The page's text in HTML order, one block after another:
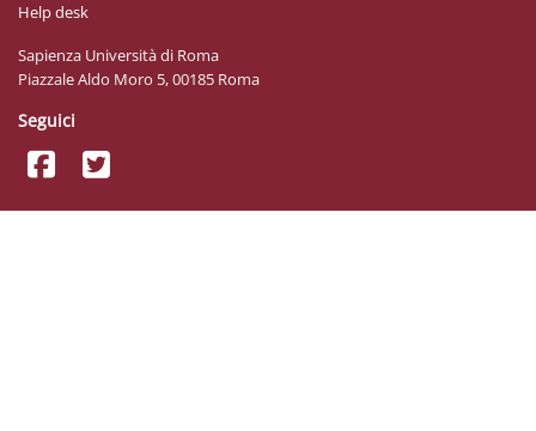
Help desk
Sapienza Università di Roma
Piazzale Aldo Moro 5, 00185 Roma
Seguici